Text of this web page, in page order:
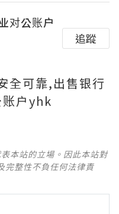
对公账户
追蹤
全可靠,出售银行
户yhk
本站的立場。因此本站對
完整性不負任何法律責